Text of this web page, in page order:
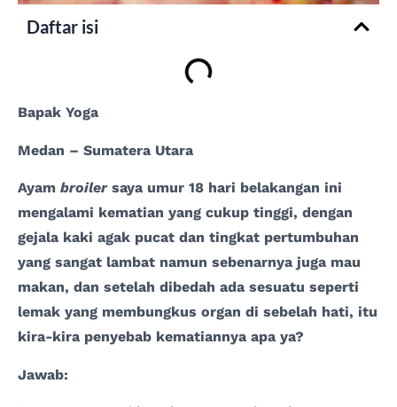
Daftar isi
Bapak Yoga
Medan – Sumatera Utara
Ayam broilersaya umur 18 hari belakangan ini
mengalami kematian yang cukup tinggi, dengan
gejala kaki agak pucat dan tingkat pertumbuhan
yang sangat lambat namun sebenarnya juga mau
makan, dan setelah dibedah ada sesuatu seperti
lemak yang membungkus organ di sebelah hati, itu
kira-kira penyebab kematiannya apa ya?
Jawab: